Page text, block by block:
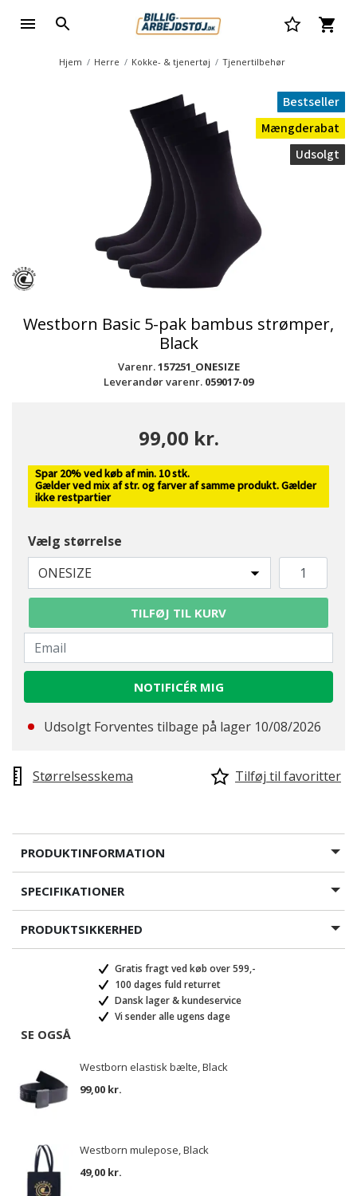
Hjem Herre Kokke- & tjenertøj Tjenertilbehør
Bestseller
Mængderabat
Udsolgt
Westborn Basic 5-pak bambus strømper,
Black
Varenr.157251_ONESIZE
Leverandør varenr. 059017-09
99,00 kr.
Spar 20% ved køb af min. 10 stk.
Gælder ved mix af str. og farver af samme produkt. Gælder
ikke restpartier
Vælg størrelse
ONESIZE
TILFØJ TIL KURV
NOTIFICÉR MIG
Udsolgt Forventes tilbage på lager 10/08/2026
Størrelsesskema Tilføj til favoritter
PRODUKTINFORMATION
SPECIFIKATIONER
PRODUKTSIKKERHED
Gratis fragt ved køb over 599,-
100 dages fuld returret
Dansk lager & kundeservice
Vi sender alle ugens dage
SE OGSÅ
Westborn elastisk bælte, Black
99,00 kr.
Westborn mulepose, Black
49,00 kr.